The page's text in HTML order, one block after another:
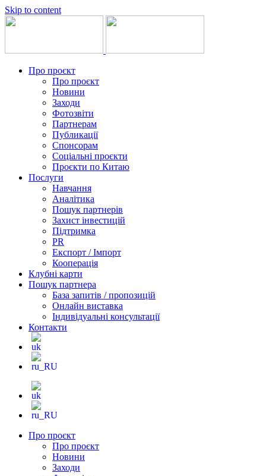
Skip to content
Про проєкт
Про проєкт
Новини
Заходи
Фотозвіти
Партнерам
Публикації
Спонсорам
Соціальні проєкти
Проєкти по Китаю
Послуги
Навчання
Аналітика
Пошук партнерів
Захист інвестицій
Підтримка
PR
Експорт / Імпорт
Кооперація
Клубні карти
Пошук партнера
База запитів / пропозицій
Онлайн виставка
Індивідуальні консультації
Контакти
Про проєкт
Про проєкт
Новини
Заходи